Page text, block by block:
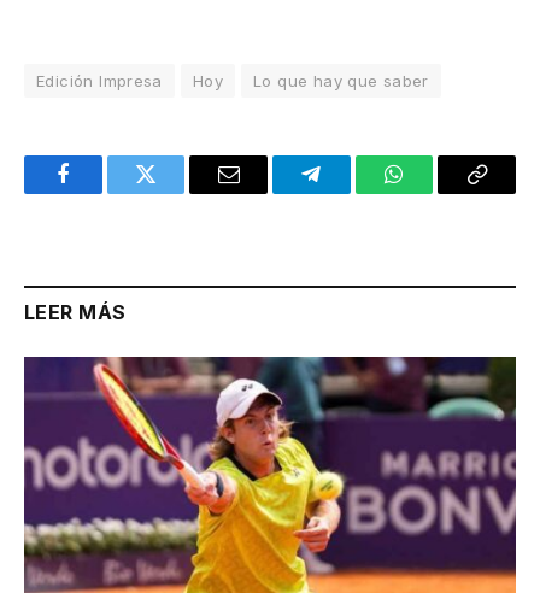
Edición Impresa Hoy Lo que hay que saber
FacebookTwitter Email TelegramWhatsAppCopy
LEER MÁS